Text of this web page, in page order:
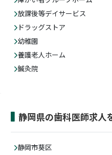
放課後等デイサービス
ドラッグストア
幼稚園
養護老人ホーム
鍼灸院
静岡県の歯科医師求人
静岡市葵区